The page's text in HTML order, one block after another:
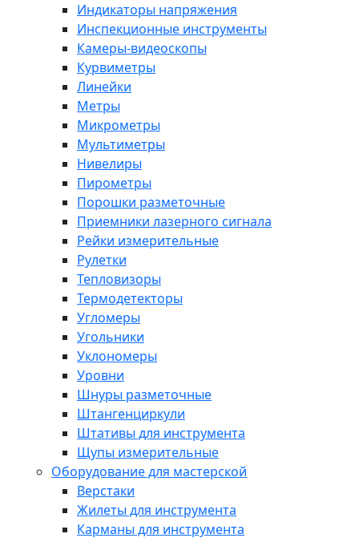
Индикаторы напряжения
Инспекционные инструменты
Камеры-видеоскопы
Курвиметры
Линейки
Метры
Микрометры
Мультиметры
Нивелиры
Пирометры
Порошки разметочные
Приемники лазерного сигнала
Рейки измерительные
Рулетки
Тепловизоры
Термодетекторы
Угломеры
Угольники
Уклономеры
Уровни
Шнуры разметочные
Штангенциркули
Штативы для инструмента
Щупы измерительные
Оборудование для мастерской
Верстаки
Жилеты для инструмента
Карманы для инструмента